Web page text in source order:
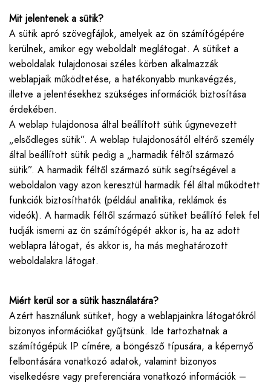
Mit jelentenek a sütik?
A sütik apró szövegfájlok, amelyek az ön számítógépére
kerülnek, amikor egy weboldalt meglátogat. A sütiket a
weboldalak tulajdonosai széles körben alkalmazzák
weblapjaik működtetése, a hatékonyabb munkavégzés,
illetve a jelentésekhez szükséges információk biztosítása
érdekében.
A weblap tulajdonosa által beállított sütik úgynevezett
„elsődleges sütik”. A weblap tulajdonosától eltérő személy
által beállított sütik pedig a „harmadik féltől származó
sütik”. A harmadik féltől származó sütik segítségével a
weboldalon vagy azon keresztül harmadik fél által működtett
funkciók biztosíthatók (például analitika, reklámok és
videók). A harmadik féltől származó sütiket beállító felek fel
tudják ismerni az ön számítógépét akkor is, ha az adott
weblapra látogat, és akkor is, ha más meghatározott
weboldalakra látogat.
Miért kerül sor a sütik használatára?
Azért használunk sütiket, hogy a weblapjainkra látogatókról
bizonyos információkat gyűjtsünk. Ide tartozhatnak a
számítógépük IP címére, a böngésző típusára, a képernyő
felbontására vonatkozó adatok, valamint bizonyos
viselkedésre vagy preferenciára vonatkozó információk –